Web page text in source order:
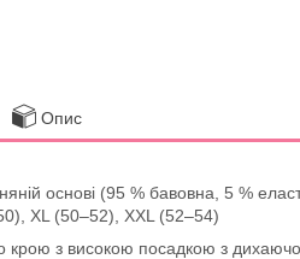
Опис
основі (95 % бавовна, 5 %
XL (50–52), XXL (52–54)
крою з високою посадкою з